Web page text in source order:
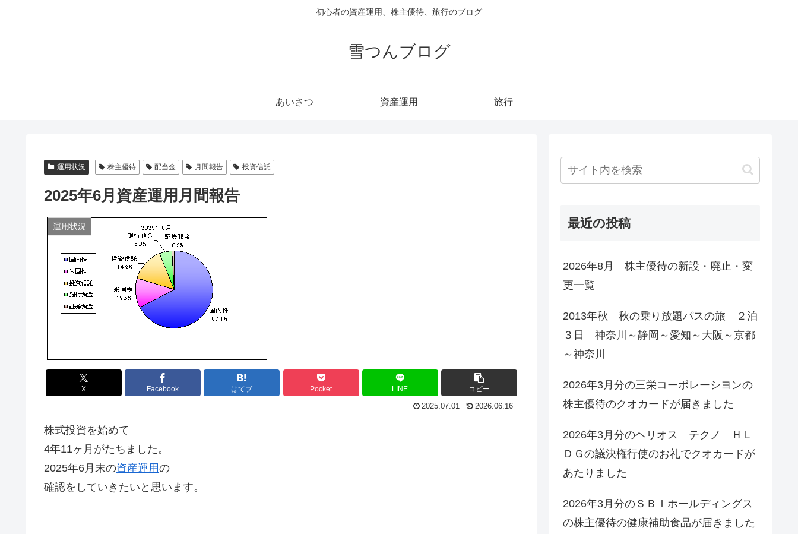
初心者の資産運用、株主優待、旅行のブログ
雪つんブログ
あいさつ 資産運用 旅行
運用状況 株主優待 配当金 月間報告 投資信託
2025年6月資産運用月間報告
運用状況
X Facebook はてブ Pocket LINE コピー
2025.07.01 2026.06.16
株式投資を始めて
4年11ヶ月がたちました。
2025年6月末の資産運用の
確認をしていきたいと思います。
最近の投稿
2026年8月 株主優待の新設・廃止・変
更一覧
2013年秋 秋の乗り放題パスの旅 ２泊
３日 神奈川～静岡～愛知～大阪～京都
～神奈川
2026年3月分の三栄コーポレーシヨンの
株主優待のクオカードが届きました
2026年3月分のヘリオス テクノ ＨＬ
ＤＧの議決権行使のお礼でクオカードが
あたりました
2026年3月分のＳＢＩホールディングス
の株主優待の健康補助食品が届きました